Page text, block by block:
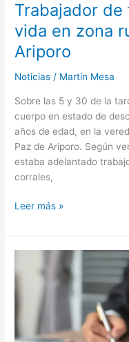
Trabajador
vida en zona
Ariporo
Noticias / Martín Mesa
Sobre las 5 y 30 de la
cuerpo en estado de
años de edad, en la
Paz de Ariporo. Según
estaba adelantado
corrales,
Paz
de
Ariporo
Leer más »
inversa,
gobierno